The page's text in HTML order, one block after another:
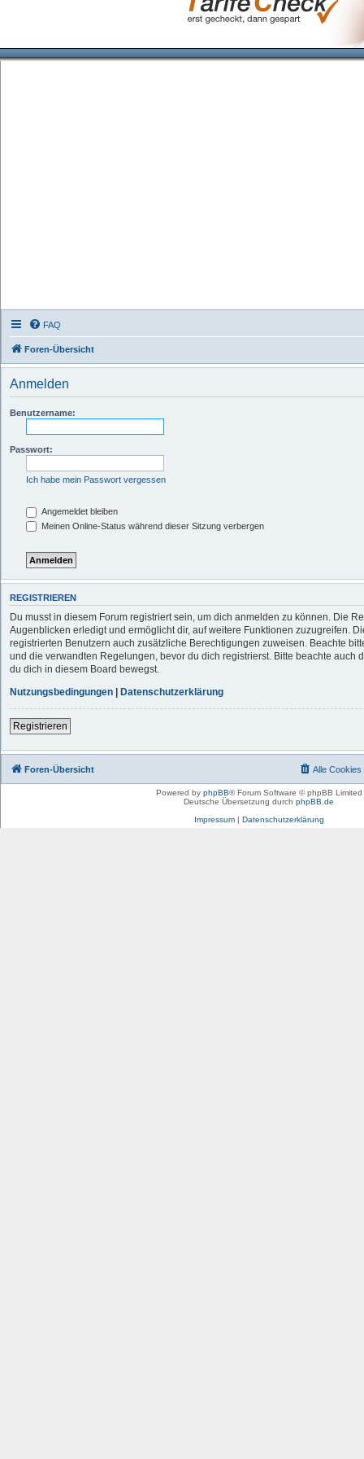
FAQ
Foren-Übersicht
Anmelden
Benutzername:
Passwort:
Ich habe mein Passwort vergessen
Angemeldet bleiben
Meinen Online-Status während dieser Sitzung verbergen
REGISTRIEREN
Du musst in diesem Forum registriert sein, um dich anmelden zu können. Die
Augenblicken erledigt und ermöglicht dir, auf weitere Funktionen zuzugreifen.
registrierten Benutzern auch zusätzliche Berechtigungen zuweisen. Beachte
und die verwandten Regelungen, bevor du dich registrierst. Bitte beachte auch
du dich in diesem Board bewegst.
Nutzungsbedingungen | Datenschutzerklärung
Registrieren
Foren-Übersicht Alle Cookies
Powered by phpBB® Forum Software © phpBB Limited
Deutsche Übersetzung durch phpBB.de
Impressum| Datenschutzerklärung